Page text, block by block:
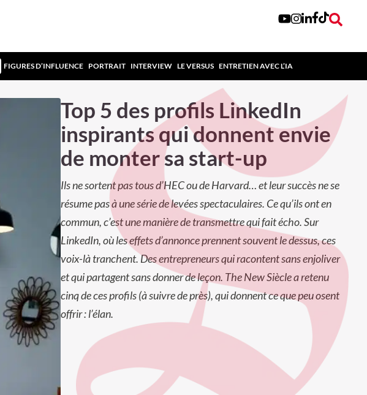
FIGURES D’INFLUENCE PORTRAIT INTERVIEW LE VERSUS ENTRETIEN AVEC L’IA
Top 5 des profils LinkedIn
inspirants qui donnent envie
de monter sa start-up
Ils ne sortent pas tous d’HEC ou de Harvard… et leur succès ne se
résume pas à une série de levées spectaculaires. Ce qu’ils ont en
commun, c’est une manière de transmettre qui fait écho. Sur
LinkedIn, où les effets d’annonce prennent souvent le dessus, ces
voix-là tranchent. Des entrepreneurs qui racontent sans enjoliver
et qui partagent sans donner de leçon. The New Siècle a retenu
cinq de ces profils (à suivre de près), qui donnent ce que peu osent
offrir : l’élan.